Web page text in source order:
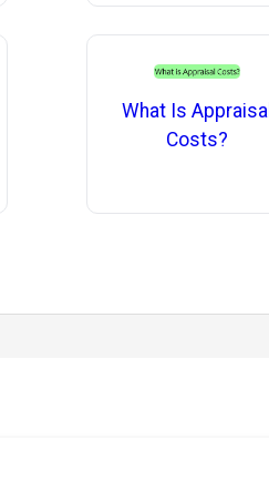
What Is Appraisal
Costs?